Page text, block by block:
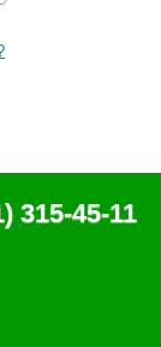
315-45-11